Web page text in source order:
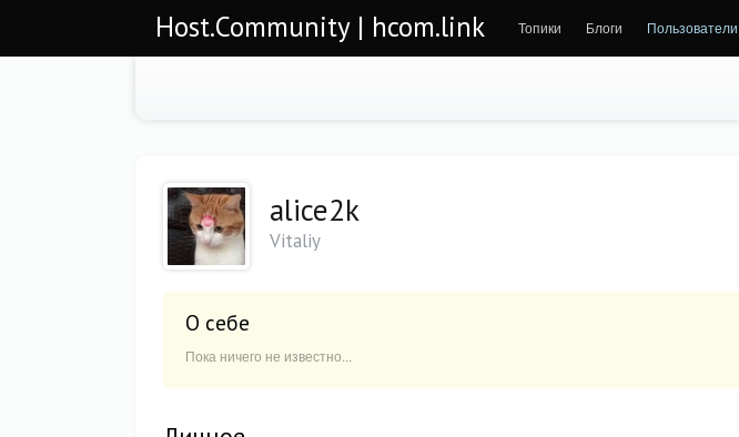
Host.Community | hcom.link Топики Блоги Пользователи
alice2k
Vitaliy
О себе
Пока ничего не известно...